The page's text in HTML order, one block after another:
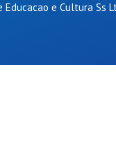
Educacao e Cultura Ss